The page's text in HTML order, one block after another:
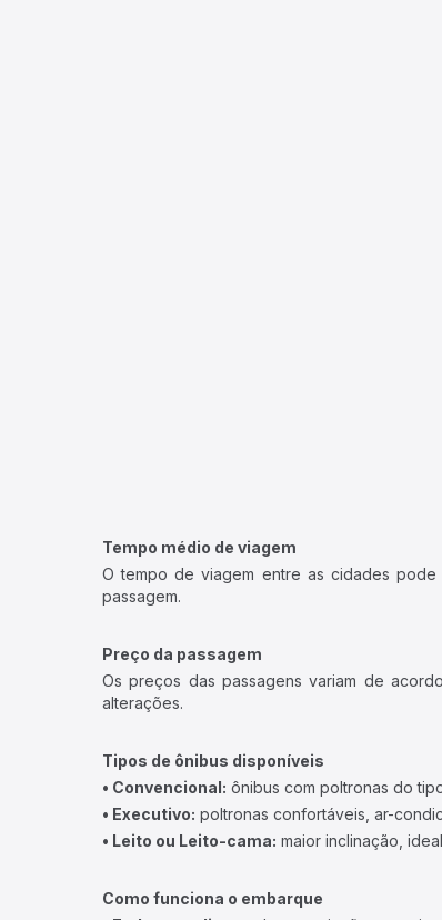
Tempo médio de viagem
O tempo de viagem entre as cidades
passagem.
Preço da passagem
Os preços das passagens variam de
alterações.
Tipos de ônibus disponíveis
• Convencional: ônibus com poltronas do
• Executivo: poltronas confortáveis, ar-
• Leito ou Leito-cama: maior inclinação,
Como funciona o embarque